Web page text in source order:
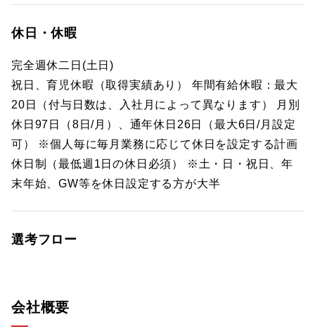
休日・休暇
完全週休二日(土日)
祝日、育児休暇（取得実績あり） 年間有給休暇：最大
20日（付与日数は、入社月によって異なります） 月別
休日97日（8日/月）、通年休日26日（最大6日/月設定
可） ※個人毎に毎月業務に応じて休日を設定する計画
休日制（最低週1日の休日必須） ※土・日・祝日、年
末年始、GW等を休日設定する方が大半
選考フロー
会社概要